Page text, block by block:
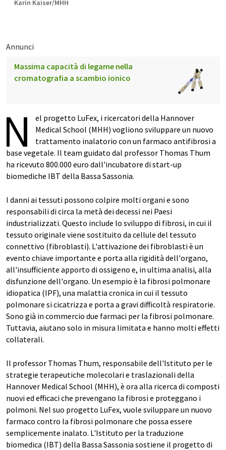
Karin Kaiser/MHH
Annunci
Massima capacità di legame nella
cromatografia a scambio ionico
N
el progetto LuFex, i ricercatori della Hannover
Medical School (MHH) vogliono sviluppare un nuovo
trattamento inalatorio con un farmaco antifibrosi a
base vegetale. Il team guidato dal professor Thomas Thum
ha ricevuto 800.000 euro dall'incubatore di start-up
biomediche IBT della Bassa Sassonia.
I danni ai tessuti possono colpire molti organi e sono
responsabili di circa la metà dei decessi nei Paesi
industrializzati. Questo include lo sviluppo di fibrosi, in cui il
tessuto originale viene sostituito da cellule del tessuto
connettivo (fibroblasti). L'attivazione dei fibroblasti è un
evento chiave importante e porta alla rigidità dell'organo,
all'insufficiente apporto di ossigeno e, in ultima analisi, alla
disfunzione dell'organo. Un esempio è la fibrosi polmonare
idiopatica (IPF), una malattia cronica in cui il tessuto
polmonare si cicatrizza e porta a gravi difficoltà respiratorie.
Sono già in commercio due farmaci per la fibrosi polmonare.
Tuttavia, aiutano solo in misura limitata e hanno molti effetti
collaterali.
Il professor Thomas Thum, responsabile dell'Istituto per le
strategie terapeutiche molecolari e traslazionali della
Hannover Medical School (MHH), è ora alla ricerca di composti
nuovi ed efficaci che prevengano la fibrosi e proteggano i
polmoni. Nel suo progetto LuFex, vuole sviluppare un nuovo
farmaco contro la fibrosi polmonare che possa essere
semplicemente inalato. L'Istituto per la traduzione
biomedica (IBT) della Bassa Sassonia sostiene il progetto di